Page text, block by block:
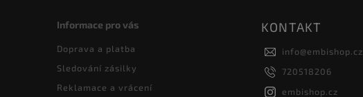
Informace pro vás
Doprava a platba
Sledování zásilky
Reklamace a vrácení
KONTAKT
info@embishop.cz
720518206
embishop.cz